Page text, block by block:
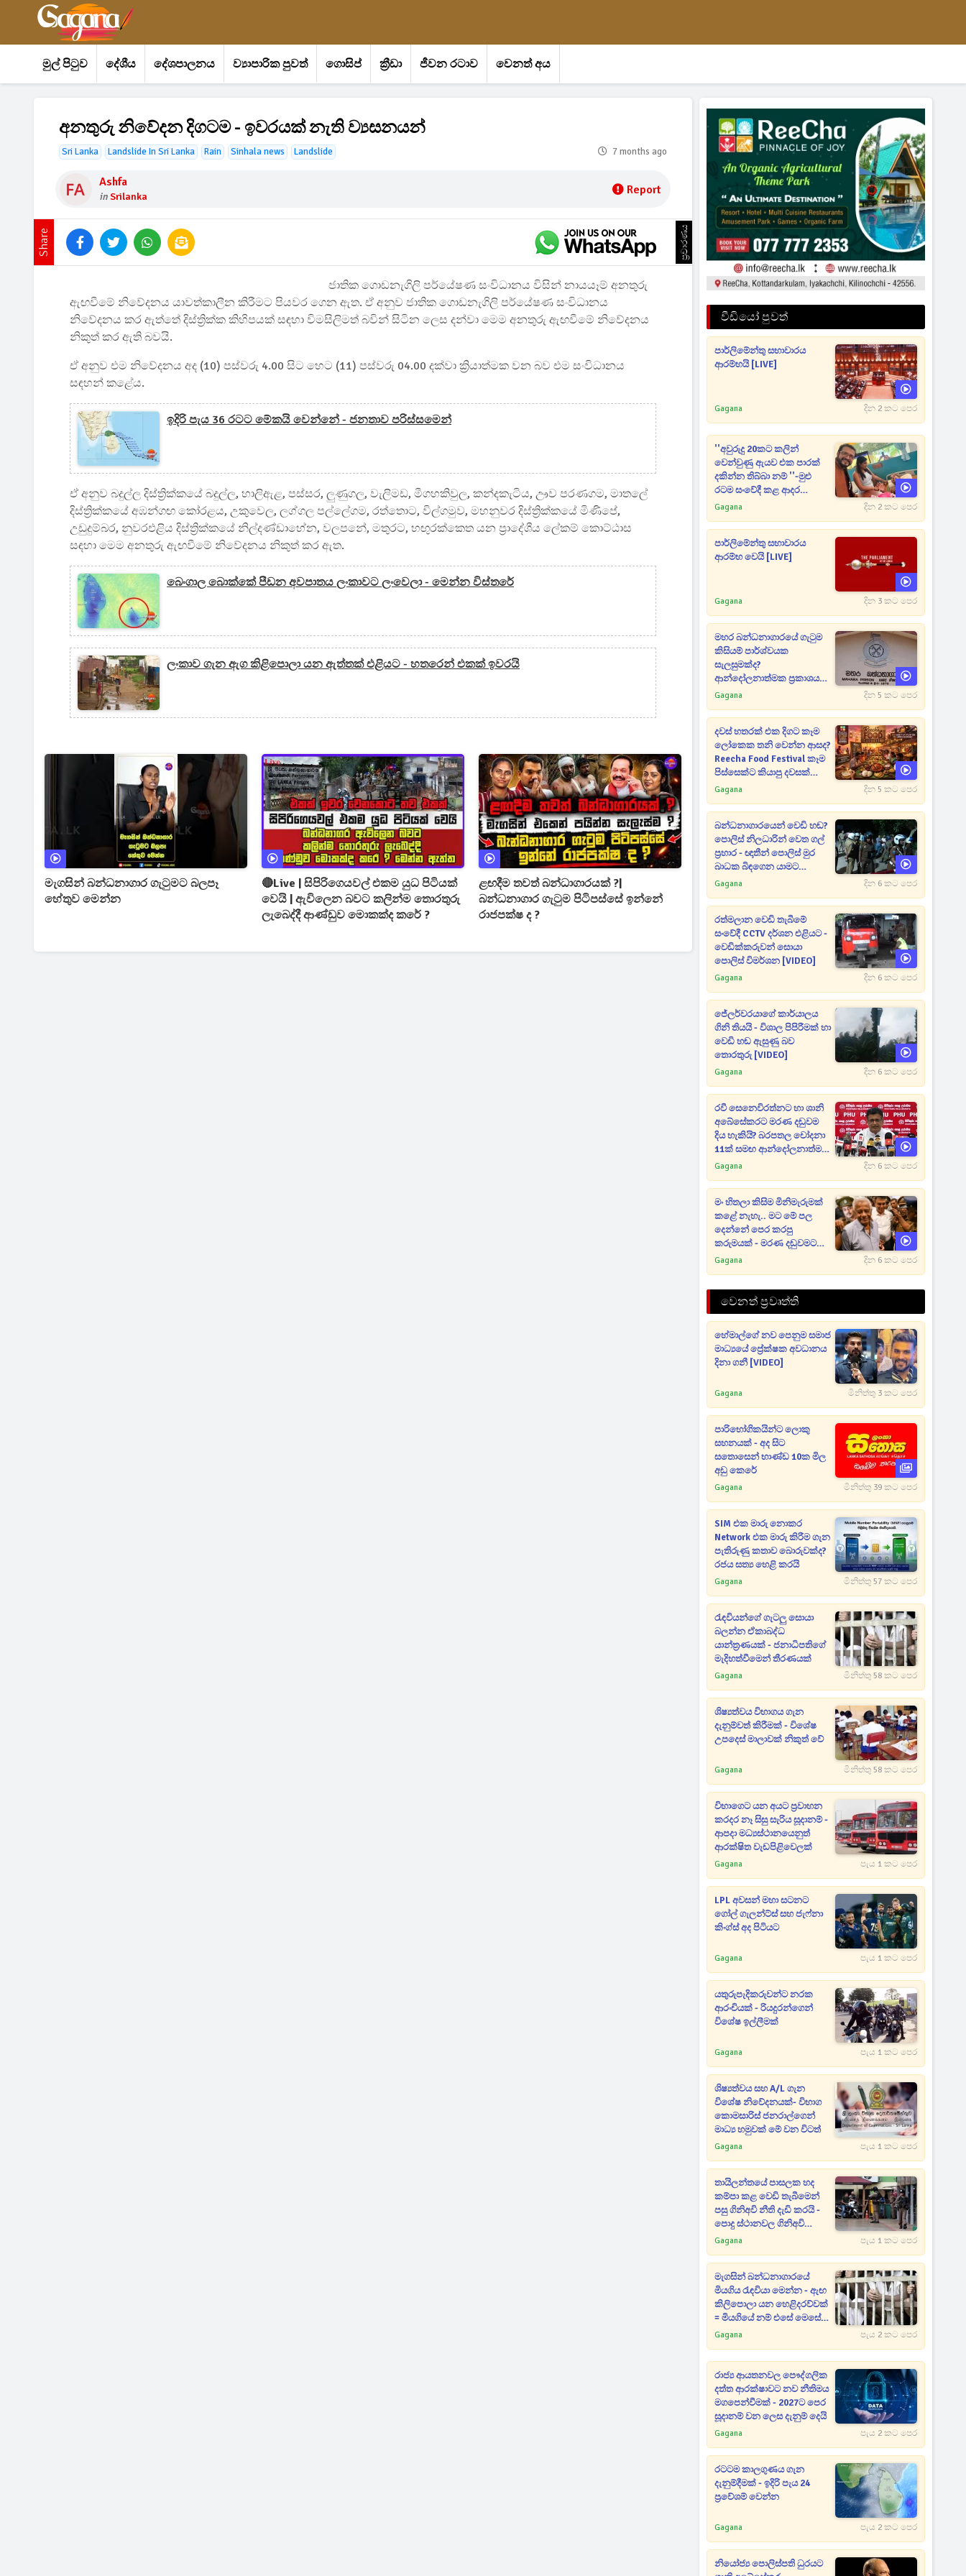
මුල් පිටුව දේශීය දේශපාලනය ව්‍යාපාරික පුවත් ගොසිප් ක්‍රීඩා ජීවන රටාව වෙනත් අය
අනතුරු නිවේදන දිගටම - ඉවරයක් නැති ව්‍යසනයන්
Sri Lanka Landslide In Sri Lanka Rain Sinhala news Landslide 7 months ago
Ashfa
inSrilanka Report
Share ප්‍රචාරණය
ජාතික ගොඩනැගිලි පර්යේෂණ සංවිධානය විසින් නායයෑම් අනතුරු
ඇඟවීමේ නිවේදනය යාවත්කාලීන කිරීමට පියවර ගෙන ඇත. ඒ අනුව ජාතික ගොඩනැගිලි පර්යේෂණ සංවිධානය
නිවේදනය කර ඇත්තේ දිස්ත්‍රික්ක කිහිපයක් සඳහා විමසිලිමත් බවින් සිටින ලෙස දන්වා මෙම අනතුරු ඇඟවීමේ නිවේදනය
නිකුත් කර ඇති බවයි.
ඒ අනුව එම නිවේදනය අද (10) පස්වරු 4.00 සිට හෙට (11) පස්වරු 04.00 දක්වා ක්‍රියාත්මක වන බව එම සංවිධානය
සඳහන් කළේය.
ඉදිරි පැය 36 රටට මේකයි වෙන්නේ - ජනතාව පරිස්සමෙන්
ඒ අනුව බදුල්ල දිස්ත්‍රික්කයේ බදුල්ල, හාලිඇළ, පස්සර, ලුණුගල, වැලිමඩ, මීගහකිවුල, කන්දකැටිය, ඌව පරණගම, මාතලේ
දිස්ත්‍රික්කයේ අඹන්ගඟ කෝරළය, උකුවෙල, ලග්ගල පල්ලේගම, රත්තොට, විල්ගමුව, මහනුවර දිස්ත්‍රික්කයේ මිණිපේ,
උඩුදුම්බර, නුවරඑළිය දිස්ත්‍රික්කයේ නිල්දණ්ඩාහේන, වලපනේ, මතුරට, හඟුරක්කෙත යන ප්‍රාදේශීය ලේකම් කොට්ඨාස
සඳහා මෙම අනතුරු ඇඟවීමේ නිවේදනය නිකුත් කර ඇත.
බෙංගාල බොක්කේ පීඩන අවපාතය ලංකාවට ලංවෙලා - මෙන්න විස්තරේ
ලංකාව ගැන ඇග කිළිපොලා යන ඇත්තක් එළියට - හතරෙන් එකක් ඉවරයි
මැගසින් බන්ධනාගාර ගැටුමට බලපෑ
හේතුව මෙන්න
🔴Live | සිපිරිගෙයවල් එකම යුධ පිටියක්
වෙයි | ඇවිලෙන බවට කලින්ම තොරතුරු
ලැබෙද්දී ආණ්ඩුව මොකක්ද කරේ ?
ළඟදීම තවත් බන්ධාගාරයක් ?|
බන්ධනාගාර ගැටුම පිටිපස්සේ ඉන්නේ
රාජපක්ෂ ද ?
වීඩියෝ පුවත්
පාර්ලිමේන්තු සභාවාරය
ආරම්භයි [LIVE]
Gagana දින 2 කට පෙර
''අවුරුදු 20කට කලින්
වෙන්වුණු ඇයව එක පාරක්
දකින්න තිබ්බා නම් ''-මුළු
රටම සංවේදී කළ ආදර
අමරණීය මතකය
Gagana දින 2 කට පෙර
පාර්ලිමේන්තු සභාවාරය
ආරම්භ වෙයි [LIVE]
Gagana දින 3 කට පෙර
මහර බන්ධනාගාරයේ ගැටුම
කිසියම් පාර්ශ්වයක
සැලසුමක්ද?
ආන්දෝලනාත්මක ප්‍රකාශයක්
එළියට [VIDEO]
Gagana දින 5 කට පෙර
දවස් හතරක් එක දිගට කෑම
ලෝකෙක තනි වෙන්න ආසද?
Reecha Food Festival කෑම
පිස්සෙක්ට කියාපු දවසක්
මෙන්න
Gagana දින 5 කට පෙර
බන්ධනාගාරයෙන් වෙඩි හඬ?
පොලිස් නිලධාරින් වෙත ගල්
ප්‍රහාර - ඥාතීන් පොලිස් මුර
බාධක බිඳගෙන යාමට
උත්සාහයක [VIDEO]
Gagana දින 6 කට පෙර
රත්මලාන වෙඩි තැබීමේ
සංවේදී CCTV දර්ශන එළියට -
වෙඩික්කරුවන් සොයා
පොලිස් විමර්ශන [VIDEO]
Gagana දින 6 කට පෙර
ජේලර්වරයාගේ කාර්යාලය
ගිනි තියයි - විශාල පිපිරීමක් හා
වෙඩි හඬ ඇසුණු බව
තොරතුරු [VIDEO]
Gagana දින 6 කට පෙර
රවී සෙනෙවිරත්නට හා ශානි
අබේසේකරට මරණ දඬුවම
දිය හැකියි? බරපතල චෝදනා
11ක් සමඟ ආන්දෝලනාත්මක
ප්‍රකාශයක් [VIDEO]
Gagana දින 6 කට පෙර
මං හිතලා කිසිම මිනිමැරුමක්
කළේ නැහැ.. මට මේ පල
දෙන්නේ පෙර කරපු
කරුමයක් - මරණ දඬුවමට
කළින් කට ඇරපු පූජිත් හඬා
Gagana දින 6 කට පෙර
වෙනත් ප්‍රවෘත්ති
හේමාල්ගේ නව පෙනුම සමාජ
මාධ්‍යයේ ප්‍රේක්ෂක අවධානය
දිනා ගනී [VIDEO]
Gagana මිනිත්තු 3 කට පෙර
පාරිභෝගිකයින්ට ලොකු
සහනයක් - අද සිට
සතොසෙන් භාණ්ඩ 10ක මිල
අඩු කෙරේ
Gagana මිනිත්තු 39 කට පෙර
SIM එක මාරු නොකර
Network එක මාරු කිරීම ගැන
පැතිරුණු කතාව බොරුවක්ද?
රජය සත්‍ය හෙළි කරයි
Gagana මිනිත්තු 57 කට පෙර
රැඳවියන්ගේ ගැටලු සොයා
බලන්න ඒකාබද්ධ
යාන්ත්‍රණයක් - ජනාධිපතිගේ
මැදිහත්වීමෙන් තීරණයක්
Gagana මිනිත්තු 58 කට පෙර
ශිෂ්‍යත්වය විභාගය ගැන
දැනුම්වත් කිරීමක් - විශේෂ
උපදෙස් මාලාවක් නිකුත් වේ
Gagana මිනිත්තු 58 කට පෙර
විභාගෙට යන අයට ප්‍රවාහන
කරදර නෑ සිසු සැරිය සූදානම් -
ආපදා මධ්‍යස්ථානයෙනුත්
ආරක්ෂිත වැඩපිළිවෙලක්
Gagana පැය 1 කට පෙර
LPL අවසන් මහා සටනට
ගෝල් ගැලන්ට්ස් සහ ජැෆ්නා
කිංග්ස් අද පිටියට
Gagana පැය 1 කට පෙර
යතුරුපැදිකරුවන්ට නරක
ආරංචියක් - රියදුරන්ගෙන්
විශේෂ ඉල්ලීමක්
Gagana පැය 1 කට පෙර
ශිෂ්‍යත්වය සහ A/L ගැන
විශේෂ නිවේදනයක්- විභාග
කොමසාරිස් ජනරාල්ගෙන්
මාධ්‍ය හමුවක් මේ වන විටත්
Gagana පැය 1 කට පෙර
තායිලන්තයේ පාසලක හද
කම්පා කළ වෙඩි තැබීමෙන්
පසු ගිනිඅවි නීති දැඩි කරයි -
පොදු ස්ථානවල ගිනිඅවි
රැගෙන යාමට සීමා
Gagana පැය 1 කට පෙර
මැගසින් බන්ධනාගාරයේ
මියගිය රැඳවියා මෙන්න - ඇඟ
කිලිපොලා යන හෙළිදරව්වක්
= මියගියේ නම් එසේ මෙසේ
කෙනෙක් නෙමෙයි
Gagana පැය 2 කට පෙර
රාජ්‍ය ආයතනවල පෞද්ගලික
දත්ත ආරක්ෂාවට නව නීතිමය
මගපෙන්වීමක් - 2027ට පෙර
සූදානම් වන ලෙස දැනුම් දෙයි
Gagana පැය 2 කට පෙර
රටටම කාලගුණය ගැන
දැනුම්දීමක් - ඉදිරි පැය 24
ප්‍රවේශම් වෙන්න
Gagana පැය 2 කට පෙර
නියෝජ්‍ය පොලිස්පති ධුරයට